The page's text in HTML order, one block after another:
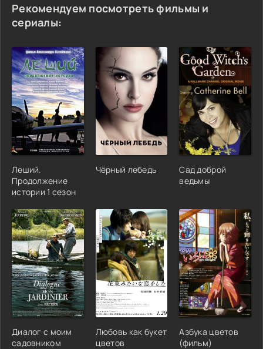
Рекомендуем посмотреть фильмы и
сериалы:
Леший.
Продолжение
истории 1 сезон
Чёрный лебедь
Сад доброй
ведьмы
Диалог с моим
садовником
Любовь как букет
цветов
Азбука цветов
(фильм)